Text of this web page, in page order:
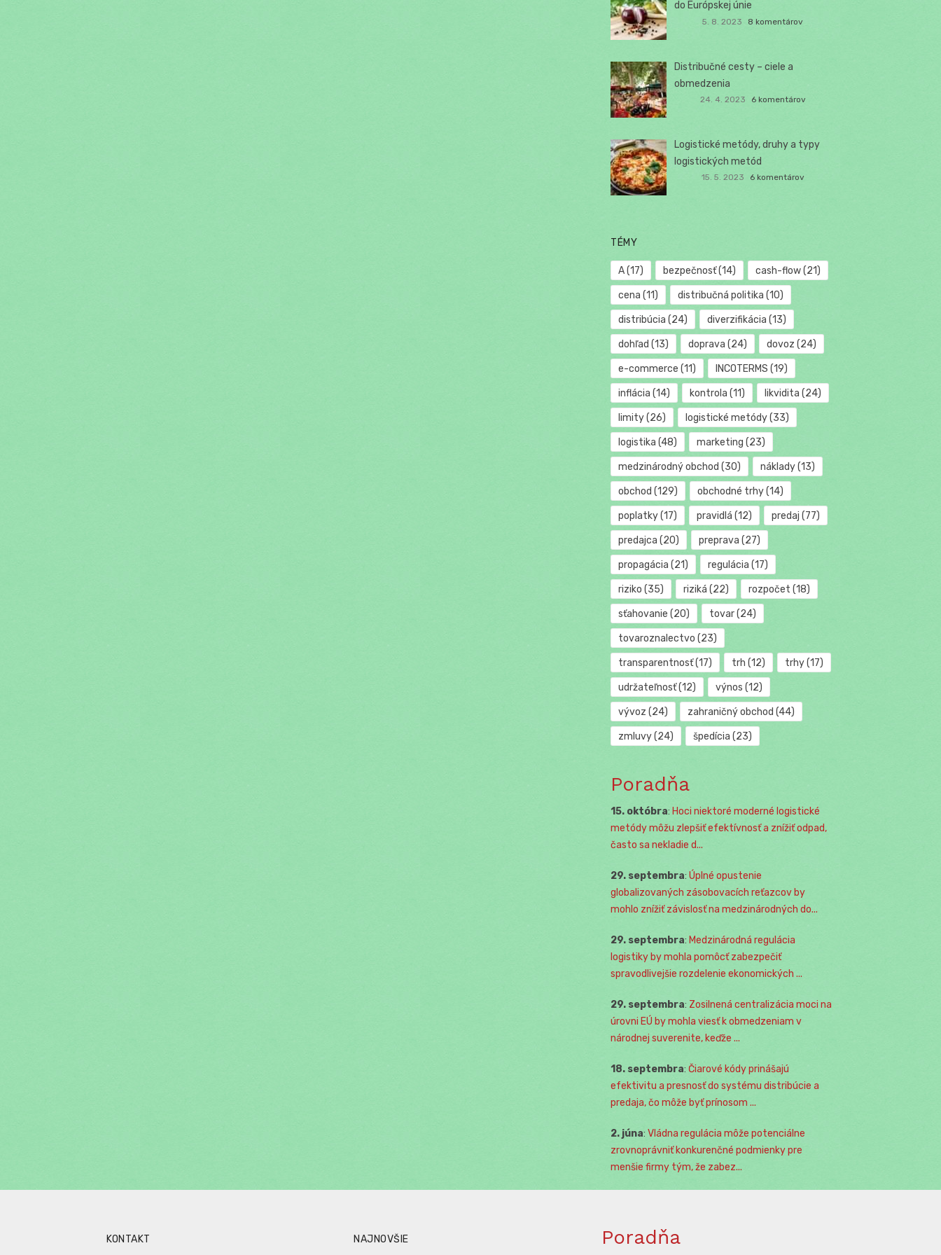
do Európskej únie
5. 8. 2023 8 komentárov
Distribučné cesty – ciele a
obmedzenia
24. 4. 2023 6 komentárov
Logistické metódy, druhy a typy
logistických metód
15. 5. 2023 6 komentárov
TÉMY
A(17) bezpečnosť(14) cash-flow(21)
cena (11) distribučná politika (10)
distribúcia (24) diverzifikácia (13)
dohľad (13) doprava (24) dovoz (24)
e-commerce (11) INCOTERMS (19)
inflácia (14) kontrola (11) likvidita (24)
limity(26) logistické metódy(33)
logistika (48) marketing (23)
medzinárodný obchod (30) náklady(13)
obchod (129) obchodné trhy(14)
poplatky(17) pravidlá (12) predaj (77)
predajca (20) preprava (27)
propagácia (21) regulácia (17)
riziko (35) riziká (22) rozpočet (18)
sťahovanie (20) tovar(24)
tovaroznalectvo (23)
transparentnosť(17) trh (12) trhy(17)
udržateľnosť(12) výnos (12)
vývoz (24) zahraničný obchod (44)
zmluvy(24) špedícia (23)
Poradňa
15. októbra: Hoci niektoré moderné logistické
metódy môžu zlepšiť efektívnosť a znížiť odpad,
často sa nekladie d...
29. septembra: Úplné opustenie
globalizovaných zásobovacích reťazcov by
mohlo znížiť závislosť na medzinárodných do...
29. septembra: Medzinárodná regulácia
logistiky by mohla pomôcť zabezpečiť
spravodlivejšie rozdelenie ekonomických ...
29. septembra: Zosilnená centralizácia moci na
úrovni EÚ by mohla viesť k obmedzeniam v
národnej suverenite, keďže ...
18. septembra: Čiarové kódy prinášajú
efektivitu a presnosť do systému distribúcie a
predaja, čo môže byť prínosom ...
2. júna: Vládna regulácia môže potenciálne
zrovnoprávniť konkurenčné podmienky pre
menšie firmy tým, že zabez...
KONTAKT NAJNOVŠIE Poradňa